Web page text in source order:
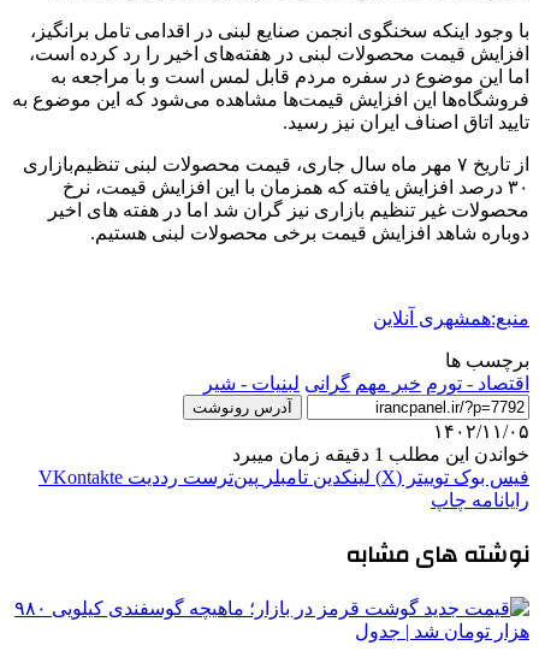
با وجود اینکه سخنگوی انجمن صنایع لبنی در اقدامی تامل برانگیز،
افزایش قیمت محصولات لبنی در هفته‌های اخیر را رد کرده است،
اما این موضوع در سفره مردم قابل لمس است و با مراجعه به
فروشگاه‌ها این افزایش قیمت‌ها مشاهده می‌شود که این موضوع به
تایید اتاق اصناف ایران نیز رسید.
از تاریخ ۷ مهر ماه سال جاری، قیمت محصولات لبنی تنظیم‌بازاری
۳۰ درصد افزایش یافته که همزمان با این افزایش قیمت، نرخ
محصولات غیر تنظیم بازاری نیز گران شد اما در هفته های اخیر
دوباره شاهد افزایش قیمت برخی محصولات لبنی هستیم.
منبع:همشهری آنلاین
برچسب ها
اقتصاد - تورم خبر مهم گرانی لبنیات - شیر
آدرس رونوشت
۱۴۰۲/۱۱/۰۵
خواندن این مطلب 1 دقیقه زمان میبرد
فیس بوک توییتر (X) لینکدین ‫تامبلر ‫پین‌ترست ‫رددیت ‫VKontakte
رایانامه چاپ
نوشته های مشابه